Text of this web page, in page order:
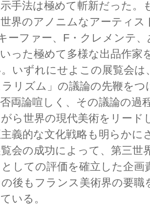
手法は極めて斬新だった。
界のアノニムなアーティス
ーファー、F・クレメンテ
った極めて多様な出品作家
いずれにせよこの展覧会は
リズム 」の議論の先鞭を
両論喧しく、その議論の過
ら世界の現代美術をリード
義的な文化戦略も明らかに
会の成功によって、第三世
しての評価を確立した企画
後もフランス美術界の要職
いる。